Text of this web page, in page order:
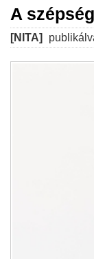
A
[NITA]